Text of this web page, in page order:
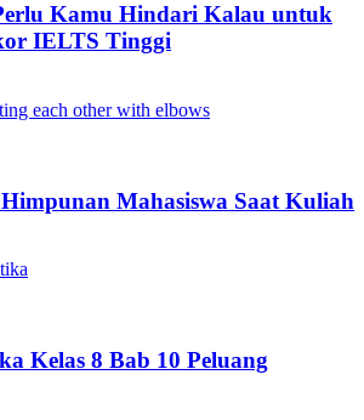
Kamu Hindari Kalau untuk
IELTS Tinggi
Mahasiswa Saat Kuliah
Kelas 8 Bab 10 Peluang